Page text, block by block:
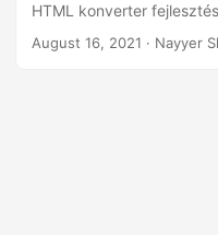
HTML konverter
August 16, 2021 · Nayyer